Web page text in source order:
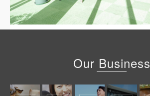
Our Business